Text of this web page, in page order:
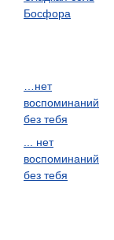
Босфора
…нет
воспоминаний
без тебя
... нет
воспоминаний
без тебя